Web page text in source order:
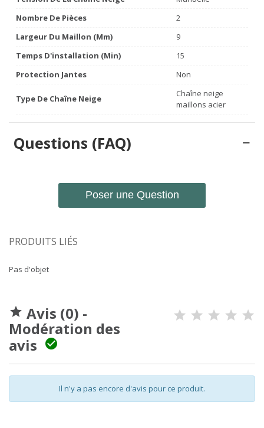
Nombre De Pièces
2
Largeur Du Maillon (mm)
9
Temps D'installation (min)
15
Protection Jantes
Non
Type De Chaîne Neige
Chaîne neige
maillons acier
Questions (FAQ)
Poser une Question
PRODUITS LIÉS
Pas d'objet
 Avis (0) -
Modération des
avis

Il n'y a pas encore d'avis pour ce produit.